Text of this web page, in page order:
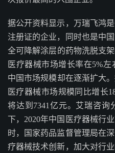
据公开资料显示，万瑞飞鸿
注册证的企业，同时也是中
全可降解涂层的药物洗脱支
医疗器械市场增长率在5%
中国市场规模却在逐渐扩大
医疗器械市场规模同比增长
将达到7341亿元。艾瑞咨询
下，2020年中国医疗器械行
时，国家药品监督管理局在
疗器械技术创新，加大对行